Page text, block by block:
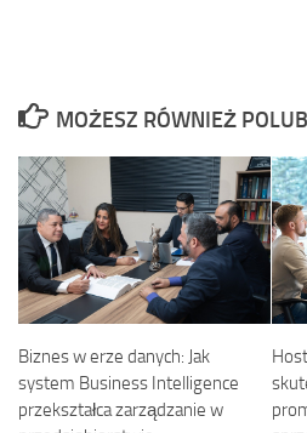
MOŻESZ RÓWNIEŻ
Biznes w erze danych: Jak
system Business Intelligence
przekształca zarządzanie w